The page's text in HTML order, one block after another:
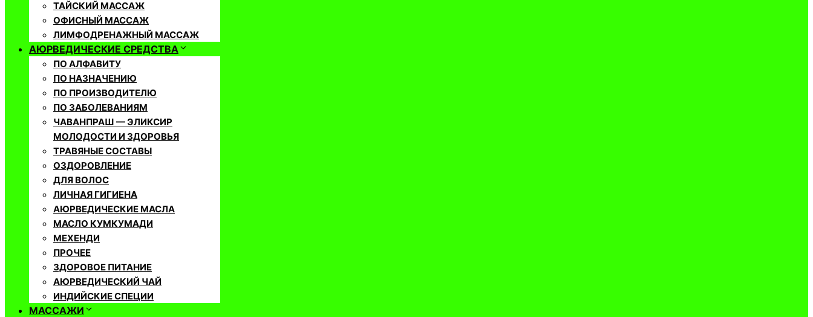
ТАЙСКИЙ МАССАЖ
ОФИСНЫЙ МАССАЖ
ЛИМФОДРЕНАЖНЫЙ МАССАЖ
АЮРВЕДИЧЕСКИЕ СРЕДСТВА
ПО АЛФАВИТУ
ПО НАЗНАЧЕНИЮ
ПО ПРОИЗВОДИТЕЛЮ
ПО ЗАБОЛЕВАНИЯМ
ЧАВАНПРАШ — ЭЛИКСИР
МОЛОДОСТИ И ЗДОРОВЬЯ
ТРАВЯНЫЕ СОСТАВЫ
ОЗДОРОВЛЕНИЕ
ДЛЯ ВОЛОС
ЛИЧНАЯ ГИГИЕНА
АЮРВЕДИЧЕСКИЕ МАСЛА
МАСЛО КУМКУМАДИ
МЕХЕНДИ
ПРОЧЕЕ
ЗДОРОВОЕ ПИТАНИЕ
АЮРВЕДИЧЕСКИЙ ЧАЙ
ИНДИЙСКИЕ СПЕЦИИ
МАССАЖИ